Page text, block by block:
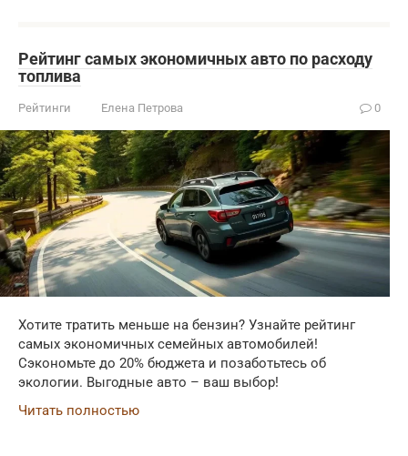
Рейтинг самых экономичных авто по расходу
топлива
Рейтинги Елена Петрова 0
Хотите тратить меньше на бензин? Узнайте рейтинг
самых экономичных семейных автомобилей!
Сэкономьте до 20% бюджета и позаботьтесь об
экологии. Выгодные авто – ваш выбор!
Читать полностью